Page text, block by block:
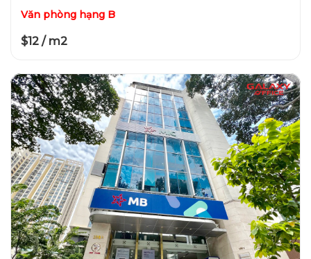
Văn phòng hạng B
$12 / m2